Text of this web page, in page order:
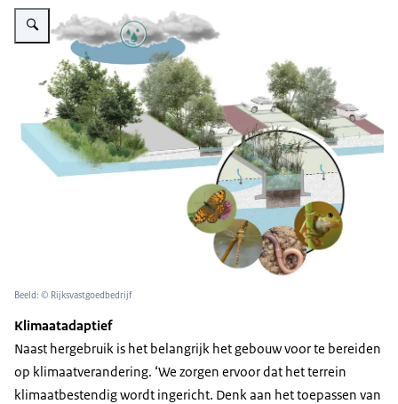
Vergroot afbeelding Klimaatadaptief squadrongebouw Den Helder
Beeld: © Rijksvastgoedbedrijf
Klimaatadaptief
Naast hergebruik is het belangrijk het gebouw voor te bereiden
op klimaatverandering. ‘We zorgen ervoor dat het terrein
klimaatbestendig wordt ingericht. Denk aan het toepassen van